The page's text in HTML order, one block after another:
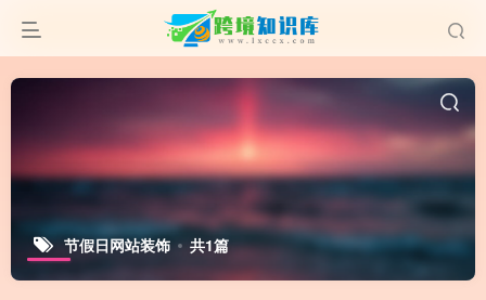
节假日网站装饰 共1篇